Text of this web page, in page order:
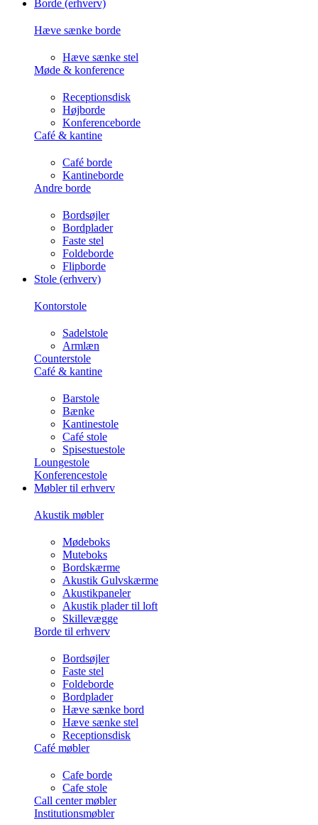
Borde (erhverv)
Hæve sænke borde
Hæve sænke stel
Møde & konference
Receptionsdisk
Højborde
Konferenceborde
Café & kantine
Café borde
Kantineborde
Andre borde
Bordsøjler
Bordplader
Faste stel
Foldeborde
Flipborde
Stole (erhverv)
Kontorstole
Sadelstole
Armlæn
Counterstole
Café & kantine
Barstole
Bænke
Kantinestole
Café stole
Spisestuestole
Loungestole
Konferencestole
Møbler til erhverv
Akustik møbler
Mødeboks
Muteboks
Bordskærme
Akustik Gulvskærme
Akustikpaneler
Akustik plader til loft
Skillevægge
Borde til erhverv
Bordsøjler
Faste stel
Foldeborde
Bordplader
Hæve sænke bord
Hæve sænke stel
Receptionsdisk
Café møbler
Cafe borde
Cafe stole
Call center møbler
Institutionsmøbler